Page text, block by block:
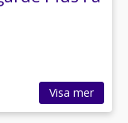
Visa mer